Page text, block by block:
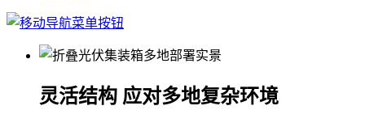
灵活结构 应对多地复杂环境